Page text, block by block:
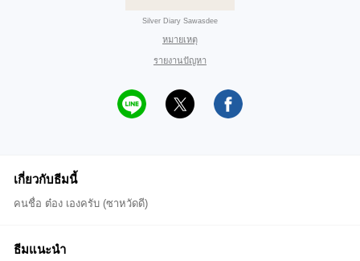
Silver Diary Sawasdee
หมายเหตุ
รายงานปัญหา
เกี่ยวกับธีมนี้
คนชื่อ ต๋อง เองครับ (ซาหวัดดี)
ธีมแนะนำ